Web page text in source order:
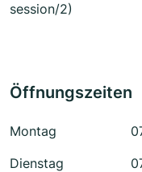
session/2)
Öffnungszeiten
Montag
Dienstag